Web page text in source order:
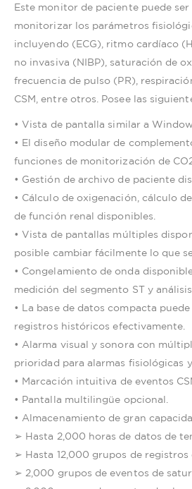
Este monitor de paciente puede ser
monitorizar los parámetros
incluyendo (ECG), ritmo cardíaco
no invasiva (NIBP), saturación de
frecuencia de pulso (PR),
CSM, entre otros. Posee las
• Vista de pantalla similar a
• El diseño modular de
funciones de monitorización de CO2
• Gestión de archivo de paciente
• Cálculo de oxigenación, cálculo
de función renal disponibles.
• Vista de pantallas múltiples
posible cambiar fácilmente lo que
• Congelamiento de onda
medición del segmento ST y
• La base de datos compacta
registros históricos efectivamente.
• Alarma visual y sonora con
prioridad para alarmas fisiológicas
• Marcación intuitiva de eventos
• Pantalla multilingüe opcional.
• Almacenamiento de gran
➢ Hasta 2,000 horas de datos de
➢ Hasta 12,000 grupos de registros
➢ 2,000 grupos de eventos de